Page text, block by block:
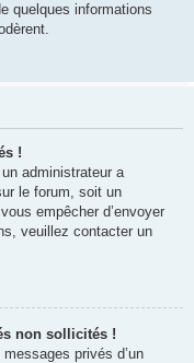
quelques informations
!
administrateur a
le forum, soit un
empêcher d’envoyer
veuillez contacter un
non sollicités !
privés d’un